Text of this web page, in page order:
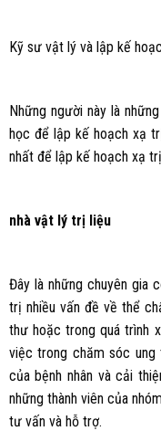
Kỹ sư vật lý và lập kế
Những người này là
học để lập kế hoạch xạ
nhất để lập kế hoạch xạ
nhà vật lý trị liệu
Đây là những chuyên gia
trị nhiều vấn đề về thể
thư hoặc trong quá trình
việc trong chăm sóc
của bệnh nhân và cải
những thành viên của
tư vấn và hỗ trợ.